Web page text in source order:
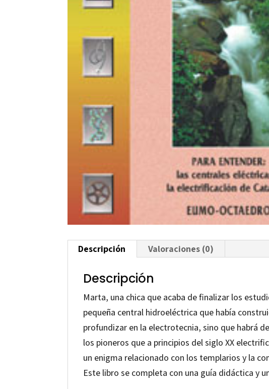
Descripción Valoraciones (0)
Descripción
Marta, una chica que acaba de finalizar los
pequeña central hidroeléctrica que había
profundizar en la electrotecnia, sino que habrá
los pioneros que a principios del siglo XX
un enigma relacionado con los templarios y la
Este libro se completa con una guía didáctica y